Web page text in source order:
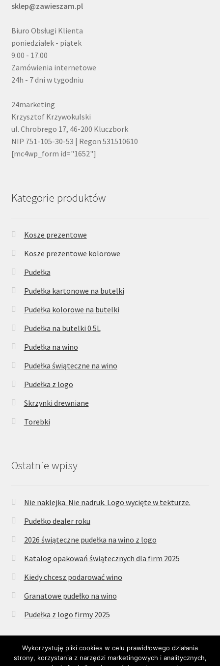
sklep@zawieszam.pl
Biuro Obsługi Klienta
poniedziałek - piątek
9.00 - 17.00
Zamówienia internetowe
24h - 7 dni w tygodniu
24marketing
Krzysztof Krzywokulski
ul. Chrobrego 17, 46-200 Kluczbork
NIP 751-105-30-53 | Regon 531510610
[mc4wp_form id="1652"]
Kategorie produktów
Kosze prezentowe
Kosze prezentowe kolorowe
Pudełka
Pudełka kartonowe na butelki
Pudełka kolorowe na butelki
Pudełka na butelki 0.5L
Pudełka na wino
Pudełka świąteczne na wino
Pudełka z logo
Skrzynki drewniane
Torebki
Ostatnie wpisy
Nie naklejka. Nie nadruk. Logo wycięte w tekturze.
Pudełko dealer roku
2026 świąteczne pudełka na wino z logo
Katalog opakowań świątecznych dla firm 2025
Kiedy chcesz podarować wino
Granatowe pudełko na wino
Pudełka z logo firmy 2025
Wykorzystuję pliki cookies w celu prawidłowego działania
strony, korzystania z narzędzi marketingowych i analitycznych,